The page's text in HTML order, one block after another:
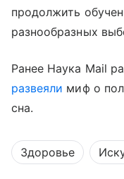
продолжить
разнообразных
Ранее Наука Mail
развеяли миф о
сна.
Здоровье